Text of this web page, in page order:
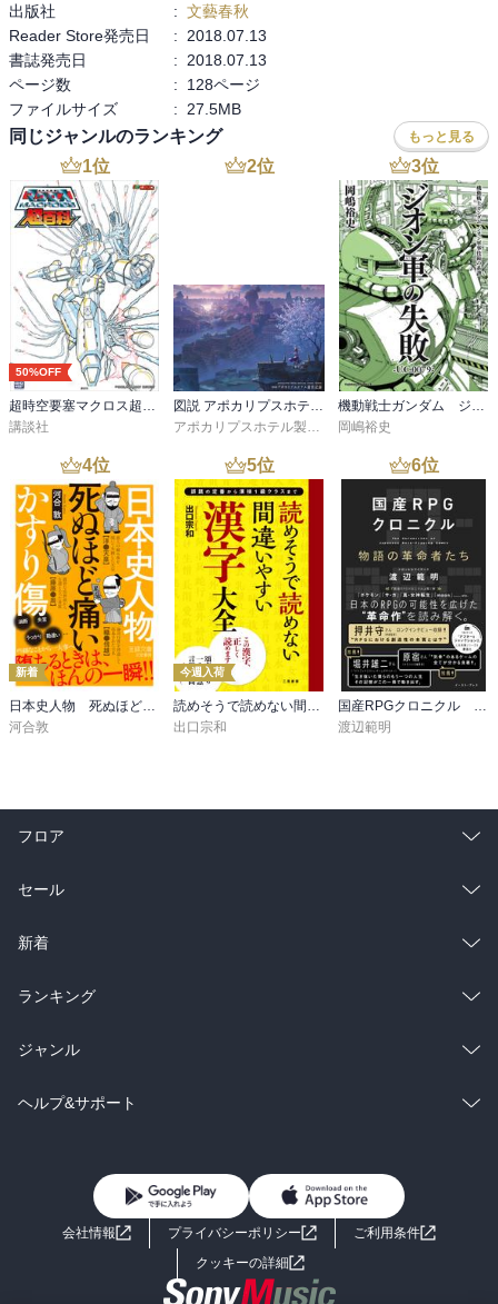
出版社
: 文藝春秋
Reader Store発売日
:
2018.07.13
書誌発売日
:
2018.07.13
ページ数
:
128ページ
ファイルサイズ
: 27.5MB
同じジャンルのランキング もっと見る
1位
50%OFF
超時空要塞マクロス超百科
講談社
2位
図説 アポカリプスホテル運営記録
アポカリプスホテル製作委員会
3位
機動戦士ガンダム ジオン軍事技術の系譜 ジオン軍の失敗 U.C.0079
岡嶋裕史
4位
新着
河合敦
5位
今週入荷
出口宗和
6位
渡辺範明
フロア
総合
ラノベ
雑誌・グラビア
BL・TL
セール
総合
ラノベ
雑誌・グラビア
BL・TL
新着
総合
ラノベ
雑誌・グラビア
ランキング
総合
ラノベ
ジャンル
コミック
ライトノベル 男子向けラノベ
小説
ヘルプ&サポート
よくあるご質問 お問い合わせ
会社情報 プライバシーポリシー
ご利用条件
クッキーの詳細